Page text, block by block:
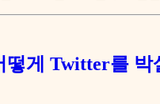
떻게 Twitter를 박